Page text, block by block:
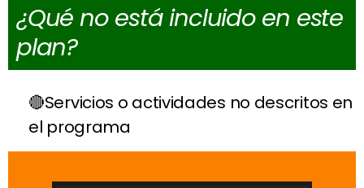
¿Qué no está incluido en este
plan?
Servicios o actividades no descritos en
el programa